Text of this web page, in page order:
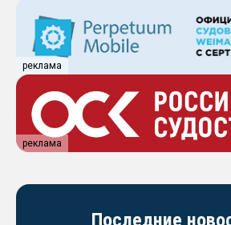
реклама
реклама
Последние